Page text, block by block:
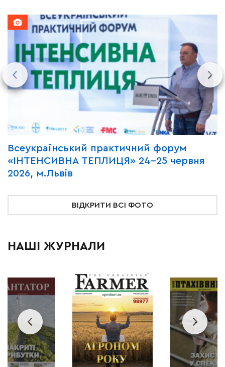
Всеукраїнський практичний форум
«ІНТЕНСИВНА ТЕПЛИЦЯ» 24-25 червня
2026, м.Львів
ВІДКРИТИ ВСІ ФОТО
НАШІ ЖУРНАЛИ